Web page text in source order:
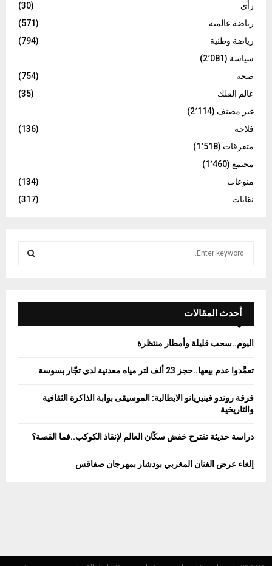
رأي
(30)
رياضة عالمية
(571)
رياضة وطنية
(794)
سياسة (2٬081)
صحة
(754)
عالم الفلك
(35)
غير مصنف (2٬114)
فلاحة
(136)
متفرقات (1٬518)
مجتمع (1٬460)
منوعات
(134)
نقابات
(317)
f
r
E
A
أحدث المقالات
اليوم..سحب قليلة وأمطار منتظرة
تعمَّدوا عدم بيعها..حجز 23 ألف لتر مياه معدنية لدى تجّار بسوسة
فرقة روندو فينيزيانو الايطالية: الموسيقى بوابة الذاكرة الثقافية
والتاريخية
دراسة حديثة تقترح خفض سكّان العالم لإنقاذ الكوكب..فما القصة؟
إلغاء عرض الفنان المغربي بودشار بمهرجان صفاقس